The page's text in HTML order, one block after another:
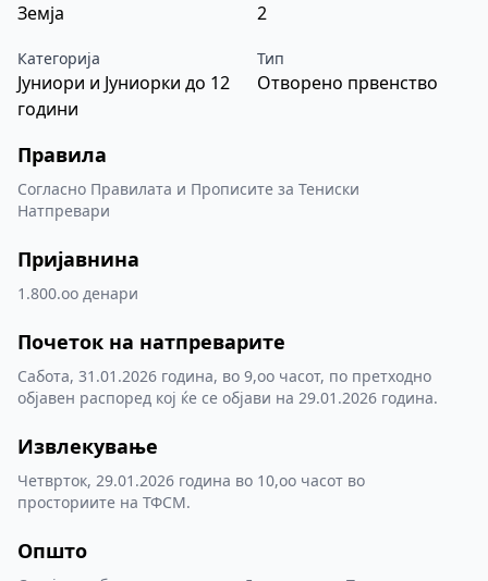
Земја 2
Категорија
Јуниори и Јуниорки до 12
години
Тип
Отворено првенство
Правила
Согласно Правилата и Прописите за Тениски
Натпревари
Пријавнина
1.800.оо денари
Почеток на натпреварите
Сабота, 31.01.2026 година, во 9,оо часот, по претходно
објавен распоред кој ќе се објави на 29.01.2026 година.
Извлекување
Четврток, 29.01.2026 година во 10,оо часот во
просториите на ТФСМ.
Општо